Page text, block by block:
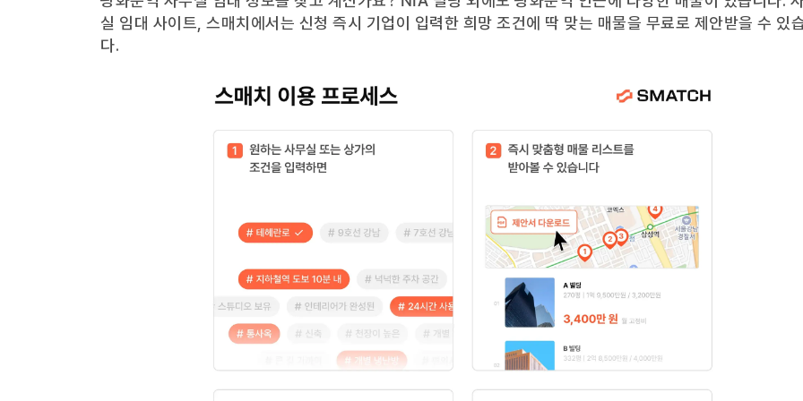
실 임대 사이트, 스매치에서는 신청 즉시 기업이 입력한 희망 조건에 딱 맞는 매물을 무료로 제안받을 수 있
다.